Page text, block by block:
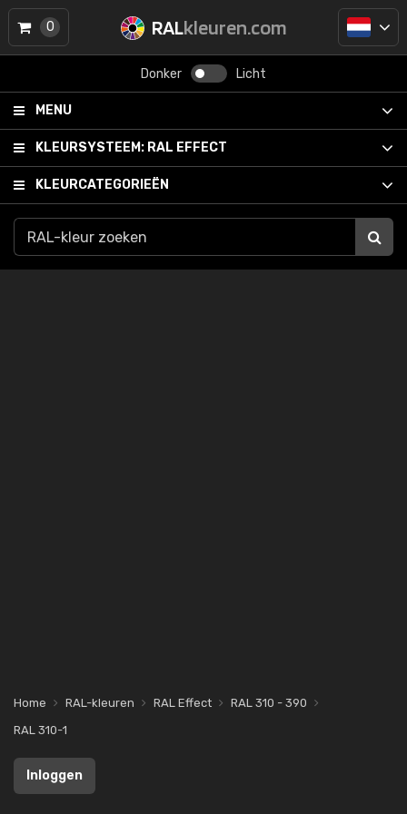
RALkleuren.com
Donker Licht
MENU
KLEURSYSTEEM: RAL EFFECT
KLEURCATEGORIEËN
0
Home RAL-kleuren RAL Effect
RAL 310 - 390
RAL 310-1
Inloggen